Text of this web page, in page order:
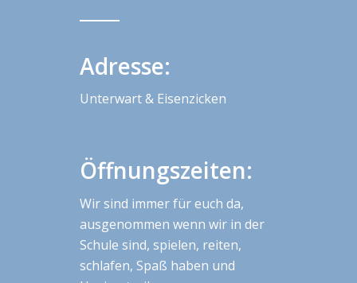
Adresse:
Unterwart & Eisenzicken
Öffnungszeiten:
Wir sind immer für euch da,
ausgenommen wenn wir in der
Schule sind, spielen, reiten,
schlafen, Spaß haben und